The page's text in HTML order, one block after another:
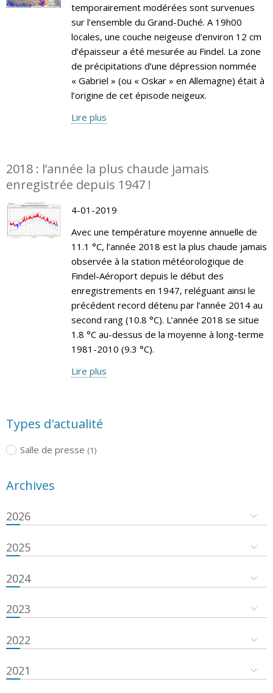
temporairement modérées sont survenues
sur l’ensemble du Grand-Duché. A 19h00
locales, une couche neigeuse d’environ 12 cm
d’épaisseur a été mesurée au Findel. La zone
de précipitations d’une dépression nommée
« Gabriel » (ou « Oskar » en Allemagne) était à
l’origine de cet épisode neigeux.
Lire plus
2018 : l’année la plus chaude jamais
enregistrée depuis 1947 !
4-01-2019
Avec une température moyenne annuelle de
11.1 °C, l’année 2018 est la plus chaude jamais
observée à la station météorologique de
Findel-Aéroport depuis le début des
enregistrements en 1947, reléguant ainsi le
précédent record détenu par l’année 2014 au
second rang (10.8 °C). L’année 2018 se situe
1.8 °C au-dessus de la moyenne à long-terme
1981-2010 (9.3 °C).
Lire plus
Types d'actualité
Salle de presse (1)
Archives
2026
2025
2024
2023
2022
2021